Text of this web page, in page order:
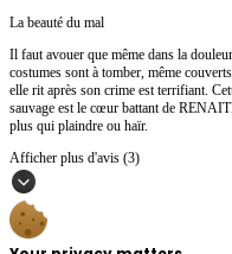
La beauté du mal
Il faut avouer que même dans la
costumes sont à tomber, même
elle rit après son crime est terrifiant.
sauvage est le cœur battant de
plus qui plaindre ou haïr.
Afficher plus d'avis (3)